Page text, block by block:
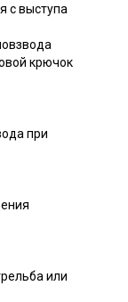
с выступа
крючок
при
или